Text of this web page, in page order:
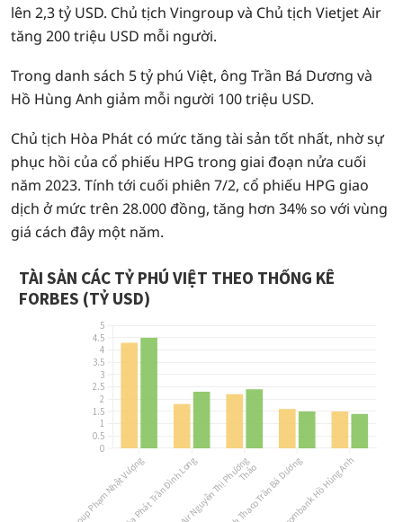
lên 2,3 tỷ USD. Chủ tịch Vingroup và Chủ tịch Vietjet Air
tăng 200 triệu USD mỗi người.
Trong danh sách 5 tỷ phú Việt, ông Trần Bá Dương và
Hồ Hùng Anh giảm mỗi người 100 triệu USD.
Chủ tịch Hòa Phát có mức tăng tài sản tốt nhất, nhờ sự
phục hồi của cổ phiếu HPG trong giai đoạn nửa cuối
năm 2023. Tính tới cuối phiên 7/2, cổ phiếu HPG giao
dịch ở mức trên 28.000 đồng, tăng hơn 34% so với vùng
giá cách đây một năm.